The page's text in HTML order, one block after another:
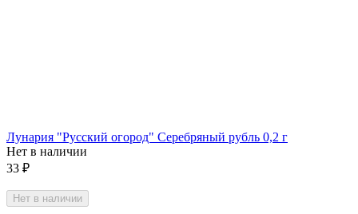
Лунария "Русский огород" Серебряный рубль 0,2 г
Нет в наличии
33 ₽
Нет в наличии